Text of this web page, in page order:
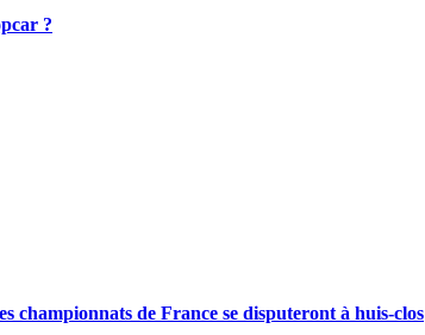
?
championnats de France se disputeront à huis-clos